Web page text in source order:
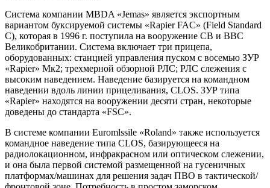
Система компании MBDA «Jemas» является экспортным
вариантом буксируемой системы «Rapier FAC» (Field Standard
С), которая в 1996 г. поступила на вооружение СВ и ВВС
Великобритании. Система включает три прицепа,
оборудованных: станцией управления пуском с восемью ЗУР
«Rapier» Мк2; трехмерной обзорной РЛС; РЛС слежения с
высоким наведением. Наведение базируется на командном
наведении вдоль линии прицеливания, CLOS. ЗУР типа
«Rapier» находятся на вооружении десяти стран, некоторые
доведены до стандарта «FSC».
В системе компании Euromlssile «Roland» также используется
командное наведение типа CLOS, базирующееся на
радиолокационном, инфракрасном или оптическом слежении,
и она была первой системой размещенной на гусеничных
платформах/машинах для решения задач ПВО в тактической/